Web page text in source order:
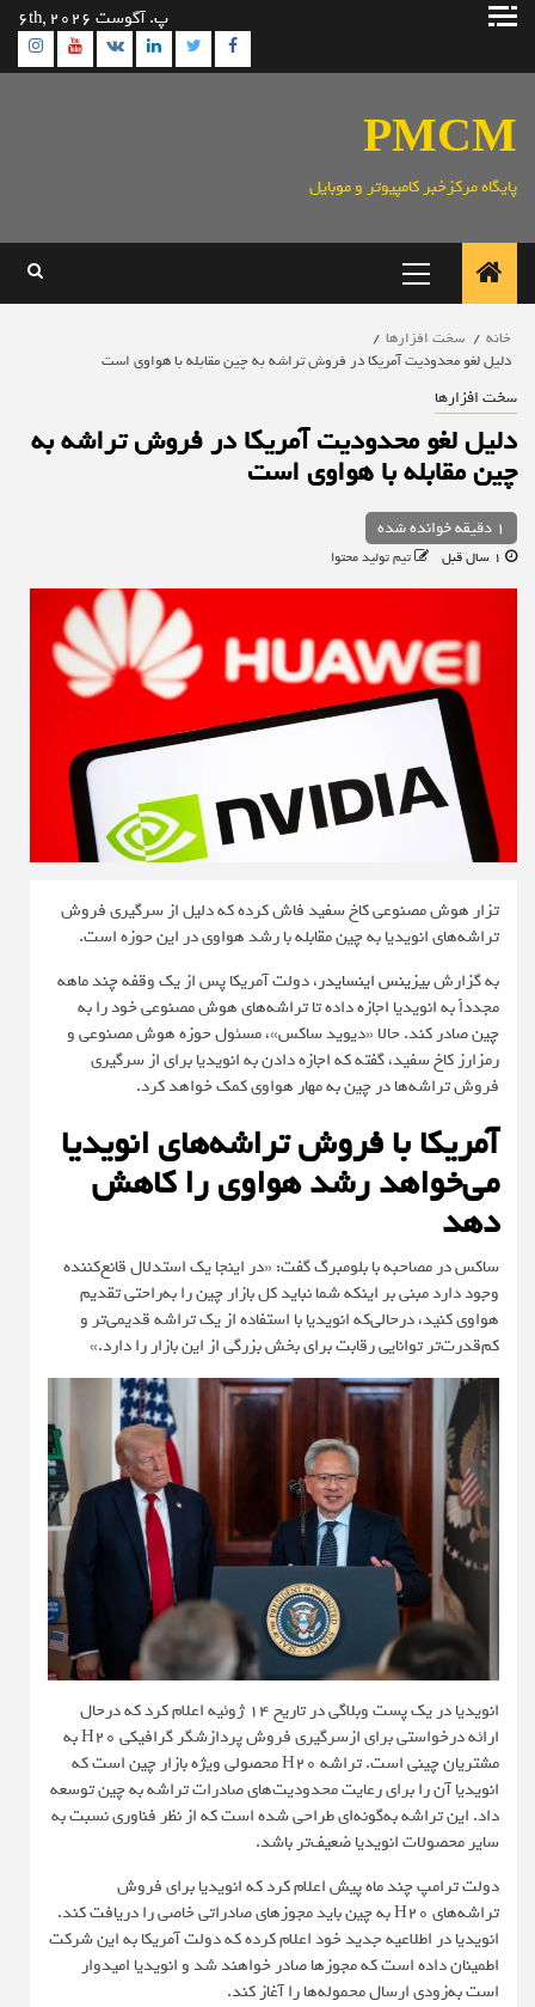
پرش
پ. آگوست 6th, 2026
Facebook
Twitter
Linkedin
VK
PMCM
پایگاه مرکزخبر کامپیوتر و موبایل
اصلی
خانه
سخت افزارها
دلیل لغو محدودیت آمریکا در فروش تراشه به چین مقابله با هواوی است
سخت افزارها
دلیل لغو محدودیت آمریکا در فروش تراشه به
چین مقابله با هواوی است
1 دقیقه خوانده شده
تیم تولید محتوا
تزار هوش مصنوعی کاخ سفید فاش کرده که دلیل از سرگیری فروش
تراشه‌های انویدیا به چین مقابله با رشد هواوی در این حوزه است.
به گزارشبیزینس اینسایدر، دولت آمریکا پس از یک وقفه چند ماهه
مجدداً به انویدیا اجازه داده تا تراشه‌های هوش مصنوعی خود را به
چین صادر کند. حالا «دیوید ساکس»، مسئول حوزه هوش مصنوعی و
رمزارز کاخ سفید، گفته که اجازه دادن به انویدیا برای از سرگیری
فروش تراشه‌ها در چین به مهار هواوی کمک خواهد کرد.
آمریکا با فروش تراشه‌های انویدیا
می‌خواهد رشد هواوی را کاهش
دهد
ساکس در مصاحبه با بلومبرگ گفت: «در اینجا یک استدلال قانع‌کننده
وجود دارد مبنی بر اینکه شما نباید کل بازار چین را به‌راحتی تقدیم
هواوی کنید، درحالی‌که انویدیا با استفاده از یک تراشه قدیمی‌تر و
کم‌قدرت‌تر توانایی رقابت برای بخش بزرگی از این بازار را دارد.»
انویدیا در یک پست وبلاگی در تاریخ ۱۴ ژوئیه اعلام کرد که درحال
ارائه درخواستی برای ازسرگیری فروش پردازشگر گرافیکی H20 به
مشتریان چینی است. تراشه H20 محصولی ویژه بازار چین است که
انویدیا آن را برای رعایت محدودیت‌های صادرات تراشه به چین توسعه
داد. این تراشه به‌گونه‌ای طراحی شده است که از نظر فناوری نسبت به
سایر محصولات انویدیا ضعیف‌تر باشد.
دولت ترامپ چند ماه پیش اعلام کرد که انویدیا برای فروش
تراشه‌های H20 به چین باید مجوزهای صادراتی خاصی را دریافت کند.
انویدیا در اطلاعیه جدید خود اعلام کرده که دولت آمریکا به این شرکت
اطمینان داده است که مجوزها صادر خواهند شد و انویدیا امیدوار
است به‌زودی ارسال محموله‌ها را آغاز کند.